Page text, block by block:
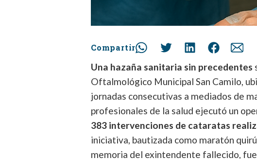
Compartir
Una hazaña sanitaria sin precedentes
Oftalmológico Municipal San Camilo,
jornadas consecutivas a mediados de
profesionales de la salud ejecutó un
383 intervenciones de cataratas
iniciativa, bautizada como maratón
memoria del exintendente fallecido,